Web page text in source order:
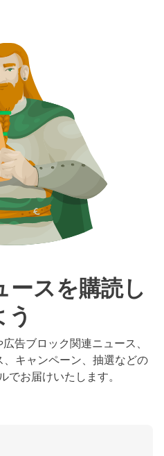
スを購読し
う
告ブロック関連ニュース、
キャンペーン、抽選などの
でお届けいたします。